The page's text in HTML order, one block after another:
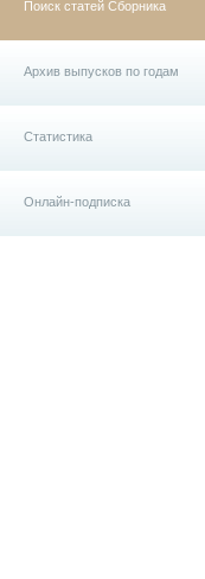
Поиск статей Сборника
Архив выпусков по годам
Статистика
Онлайн-подписка